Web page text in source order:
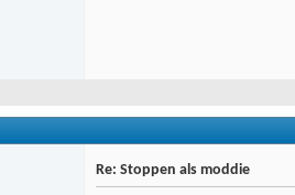
Re: Stoppen als moddie